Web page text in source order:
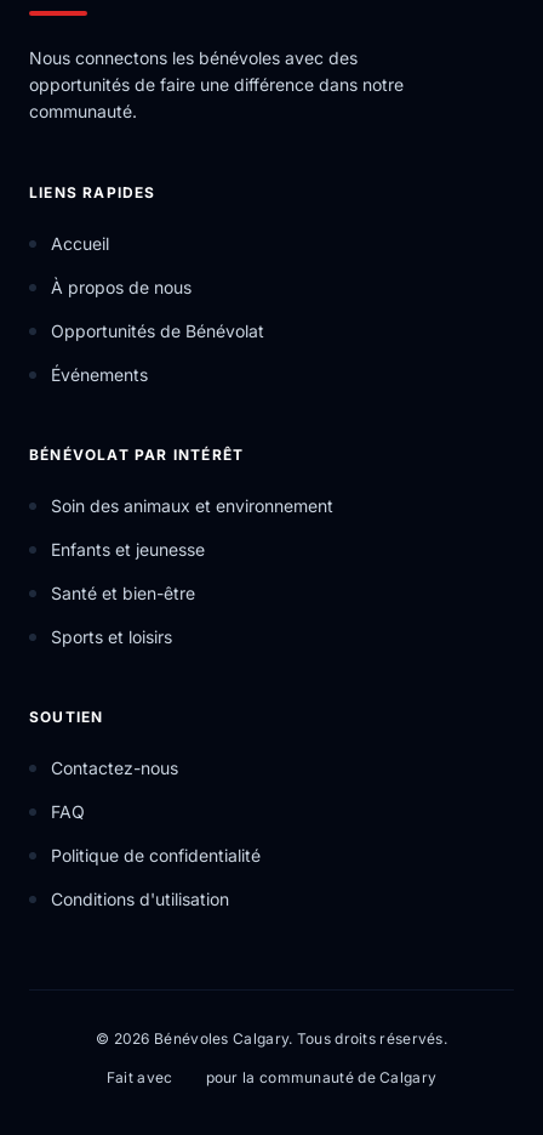
Nous connectons les bénévoles avec des
opportunités de faire une différence dans notre
communauté.
LIENS RAPIDES
Accueil
À propos de nous
Opportunités de Bénévolat
Événements
BÉNÉVOLAT PAR INTÉRÊT
Soin des animaux et environnement
Enfants et jeunesse
Santé et bien-être
Sports et loisirs
SOUTIEN
Contactez-nous
FAQ
Politique de confidentialité
Conditions d'utilisation
© 2026 Bénévoles Calgary. Tous droits réservés.
Fait avec pour la communauté de Calgary